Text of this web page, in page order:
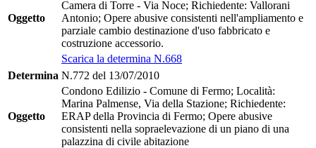
Oggetto
Camera di Torre - Via Noce; Richiedente: Vallorani
Antonio; Opere abusive consistenti nell'ampliamento e
parziale cambio destinazione d'uso fabbricato e
costruzione accessorio.
Scarica la determina N.668
Determina N.772 del 13/07/2010
Oggetto
Condono Edilizio - Comune di Fermo; Località:
Marina Palmense, Via della Stazione; Richiedente:
ERAP della Provincia di Fermo; Opere abusive
consistenti nella sopraelevazione di un piano di una
palazzina di civile abitazione